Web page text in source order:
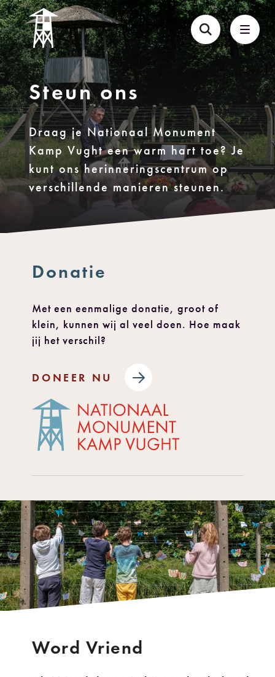
Steun ons
Draag je Nationaal Monument
Kamp Vught een warm hart toe? Je
kunt ons herinneringscentrum op
verschillende manieren steunen.
Donatie
Met een eenmalige donatie, groot of
klein, kunnen wij al veel doen. Hoe maak
jij het verschil?
DONEER NU
Word Vriend